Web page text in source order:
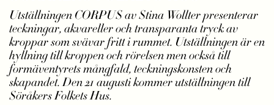
Utställningen CORPUS av Stina Wollter presenterar
teckningar, akvareller och transparanta tryck av
kroppar som svävar fritt i rummet. Utställningen är en
hyllning till kroppen och rörelsen men också till
formäventyrets mångfald, teckningskonsten och
skapandet. Den 21 augusti kommer utställningen till
Söråkers Folkets Hus.